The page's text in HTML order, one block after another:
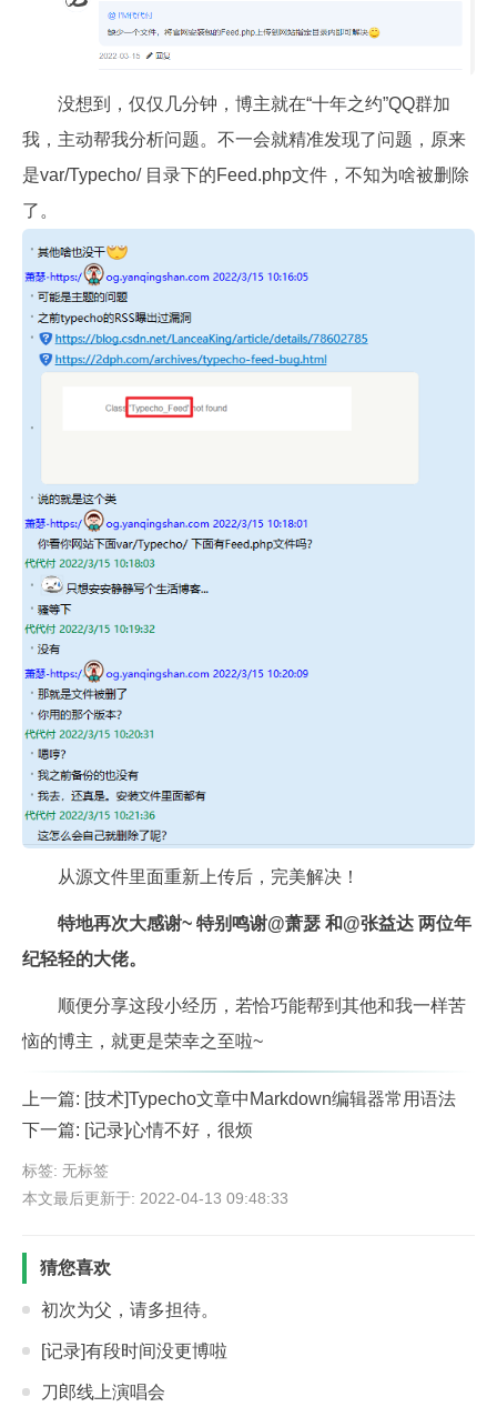
没想到，仅仅几分钟，博主就在“十年之约”QQ群加
我，主动帮我分析问题。不一会就精准发现了问题，原来
是var/Typecho/ 目录下的Feed.php文件，不知为啥被删除
了。
从源文件里面重新上传后，完美解决！
特地再次大感谢~ 特别鸣谢@萧瑟 和@张益达 两位年
纪轻轻的大佬。
顺便分享这段小经历，若恰巧能帮到其他和我一样苦
恼的博主，就更是荣幸之至啦~
上一篇: [技术]Typecho文章中Markdown编辑器常用语法
下一篇: [记录]心情不好，很烦
标签: 无标签
本文最后更新于: 2022-04-13 09:48:33
猜您喜欢
初次为父，请多担待。
[记录]有段时间没更博啦
刀郎线上演唱会